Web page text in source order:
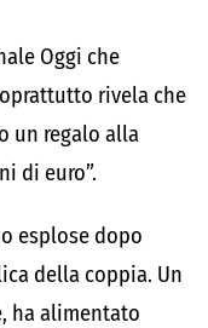
Oggi che
rivela che
un regalo alla
di euro”.
esplose dopo
della coppia. Un
ha alimentato